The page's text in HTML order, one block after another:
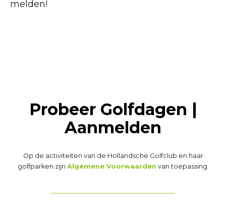
melden!
Probeer Golfdagen |
Aanmelden
Op de activiteiten van de Hollandsche Golfclub en haar
golfparken zijn Algemene Voorwaarden van toepassing.